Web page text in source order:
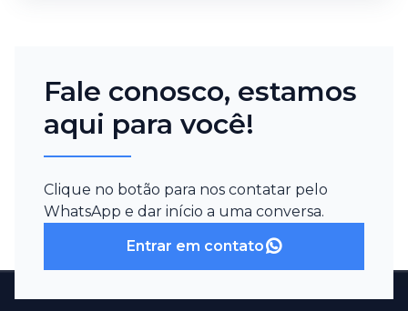
Fale conosco, estamos
aqui para você!
Clique no botão para nos contatar pelo
WhatsApp e dar início a uma conversa.
Entrar em contato